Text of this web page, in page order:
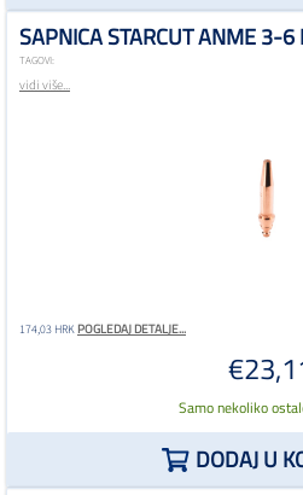
SAPNICA STARCUT ANME 3-
TAGOVI:
vidi više...
174,03 HRKPOGLEDAJ DETALJE...
Samo nekoliko
DODAJ U